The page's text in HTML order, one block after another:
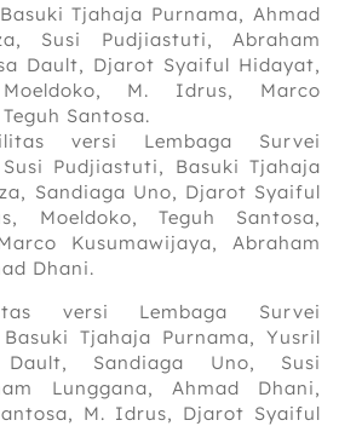
Tjahaja Purnama, Ahmad
Susi Pudjiastuti, Abraham
Dault, Djarot Syaiful Hidayat,
M. Idrus, Marco
Santosa.
versi Lembaga Survei
Pudjiastuti, Basuki Tjahaja
Sandiaga Uno, Djarot Syaiful
Moeldoko, Teguh Santosa,
Kusumawijaya, Abraham
Dhani.
versi Lembaga Survei
Tjahaja Purnama, Yusril
Sandiaga Uno, Susi
Lunggana, Ahmad Dhani,
M. Idrus, Djarot Syaiful